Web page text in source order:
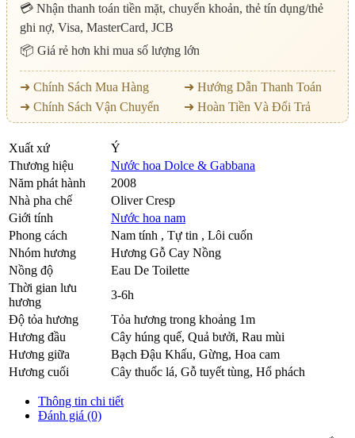
💳 Nhận thanh toán tiền mặt, chuyển khoản, thẻ tín dụng/thẻ
ghi nợ, Visa, MasterCard, JCB
📦 Giá rẻ hơn khi mua số lượng lớn
➜ Chính Sách Mua Hàng
➜ Hướng Dẫn Thanh Toán
➜ Chính Sách Vận Chuyển
➜ Hoàn Tiền Và Đổi Trả
Xuất xứ
Ý
Thương hiệu
Nước hoa Dolce & Gabbana
Năm phát hành
2008
Nhà pha chế
Oliver Cresp
Giới tính
Nước hoa nam
Phong cách
Nam tính , Tự tin , Lôi cuốn
Nhóm hương
Hương Gỗ Cay Nồng
Nồng độ
Eau De Toilette
Thời gian lưu
hương
3-6h
Độ tỏa hương
Tỏa hương trong khoảng 1m
Hương đầu
Cây húng quế, Quả bưởi, Rau mùi
Hương giữa
Bạch Đậu Khấu, Gừng, Hoa cam
Hương cuối
Cây thuốc lá, Gỗ tuyết tùng, Hổ phách
Thông tin chi tiết
Đánh giá (0)